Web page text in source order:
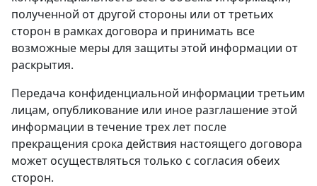
полученной от другой стороны или от третьих
сторон в рамках договора и принимать все
возможные меры для защиты этой информации от
раскрытия.
Передача конфиденциальной информации третьим
лицам, опубликование или иное разглашение этой
информации в течение трех лет после
прекращения срока действия настоящего договора
может осуществляться только с согласия обеих
сторон.